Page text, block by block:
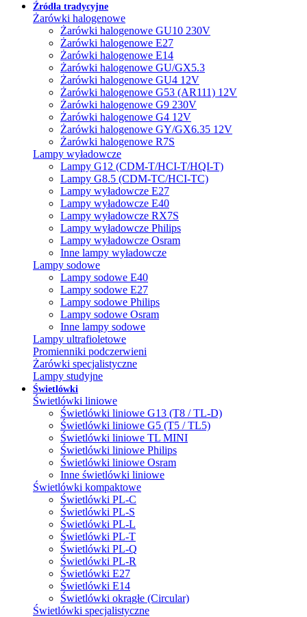
Źródła tradycyjne
Żarówki halogenowe
Żarówki halogenowe GU10 230V
Żarówki halogenowe E27
Żarówki halogenowe E14
Żarówki halogenowe GU/GX5.3
Żarówki halogenowe GU4 12V
Żarówki halogenowe G53 (AR111) 12V
Żarówki halogenowe G9 230V
Żarówki halogenowe G4 12V
Żarówki halogenowe GY/GX6.35 12V
Żarówki halogenowe R7S
Lampy wyładowcze
Lampy G12 (CDM-T/HCI-T/HQI-T)
Lampy G8.5 (CDM-TC/HCI-TC)
Lampy wyładowcze E27
Lampy wyładowcze E40
Lampy wyładowcze RX7S
Lampy wyładowcze Philips
Lampy wyładowcze Osram
Inne lampy wyładowcze
Lampy sodowe
Lampy sodowe E40
Lampy sodowe E27
Lampy sodowe Philips
Lampy sodowe Osram
Inne lampy sodowe
Lampy ultrafioletowe
Promienniki podczerwieni
Żarówki specjalistyczne
Lampy studyjne
Świetlówki
Świetlówki liniowe
Świetlówki liniowe G13 (T8 / TL-D)
Świetlówki liniowe G5 (T5 / TL5)
Świetlówki liniowe TL MINI
Świetlówki liniowe Philips
Świetlówki liniowe Osram
Inne świetlówki liniowe
Świetlówki kompaktowe
Świetlówki PL-C
Świetlówki PL-S
Świetlówki PL-L
Świetlówki PL-T
Świetlówki PL-Q
Świetlówki PL-R
Świetlówki E27
Świetlówki E14
Świetlówki okrągłe (Circular)
Świetlówki specjalistyczne